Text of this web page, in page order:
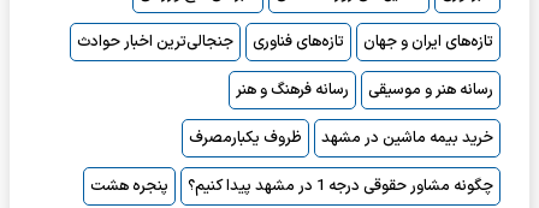
تازه‌های ایران و جهان
تازه‌های فناوری
جنجالی‌ترین اخبار حوادث
رسانه هنر و موسیقی
رسانه فرهنگ و هنر
خرید بیمه ماشین در مشهد
ظروف یکبارمصرف
چگونه مشاور حقوقی درجه 1 در مشهد پیدا کنیم؟
پنجره هشت